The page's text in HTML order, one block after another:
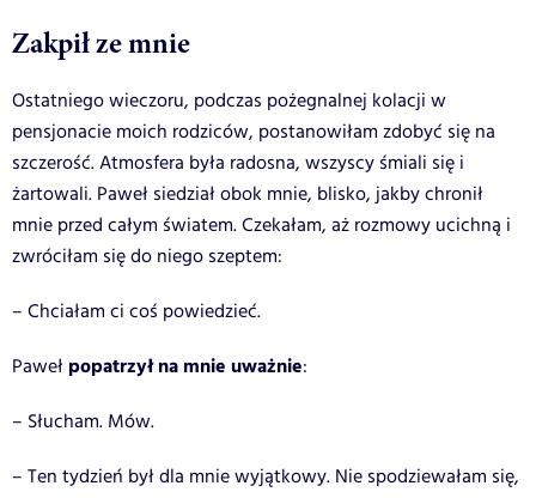
Zakpił ze mnie
Ostatniego wieczoru, podczas pożegnalnej kolacji w
pensjonacie moich rodziców, postanowiłam zdobyć się na
szczerość. Atmosfera była radosna, wszyscy śmiali się i
żartowali. Paweł siedział obok mnie, blisko, jakby chronił
mnie przed całym światem. Czekałam, aż rozmowy ucichną i
zwróciłam się do niego szeptem:
– Chciałam ci coś powiedzieć.
Paweł popatrzył na mnie uważnie:
– Słucham. Mów.
– Ten tydzień był dla mnie wyjątkowy. Nie spodziewałam się,